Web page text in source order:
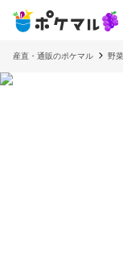
産直・通販のポケマル 野菜